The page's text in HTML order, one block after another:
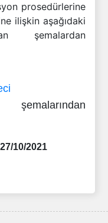
prosedürlerine
ilişkin aşağıdaki
şemalardan
/10/2021